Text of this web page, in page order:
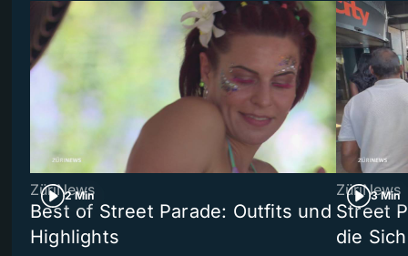
2 Min
ZüriNews
Best of Street Parade: Outfits und
Highlights
3 Min
ZüriNews
Street
die